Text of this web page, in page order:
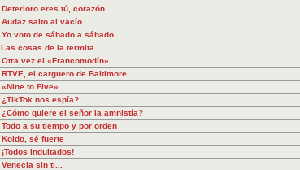
Deterioro eres tú, corazón
Audaz salto al vacío
Yo voto de sábado a sábado
Las cosas de la termita
Otra vez el «Francomodín»
RTVE, el carguero de Baltimore
«Nine to Five»
¿TikTok nos espía?
¿Cómo quiere el señor la amnistía?
Todo a su tiempo y por orden
Koldo, sé fuerte
¡Todos indultados!
Venecia sin ti...